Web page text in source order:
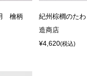
用 檜柄
紀州棕櫚のた
造商店
¥4,620(税込)